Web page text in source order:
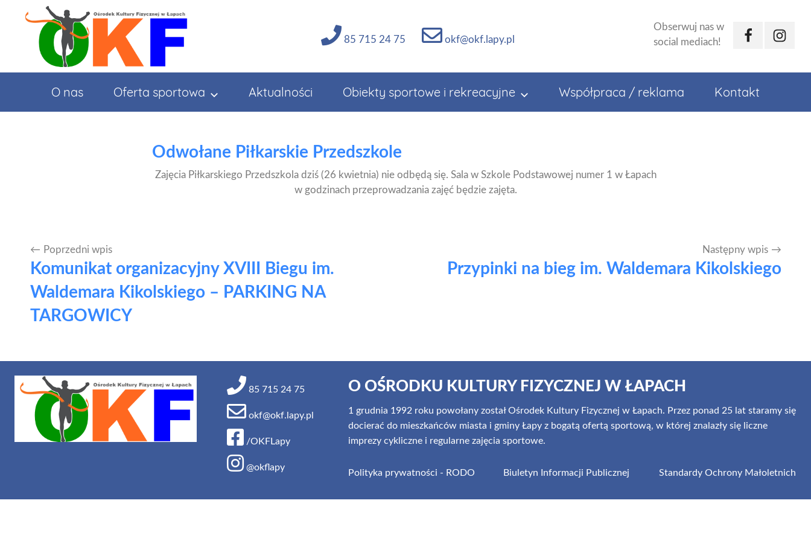
85 715 24 75 okf@okf.lapy.pl
Obserwuj nas w
social mediach!
Facebook
O nas Oferta sportowa Aktualności Obiekty sportowe i rekreacyjne Współpraca / reklama Kontakt
Odwołane Piłkarskie Przedszkole
Zajęcia Piłkarskiego Przedszkola dziś (26 kwietnia) nie odbędą się. Sala w Szkole Podstawowej numer 1 w Łapach
w godzinach przeprowadzania zajęć będzie zajęta.
Nawigacja
wpisu
Poprzedni wpis
Komunikat organizacyjny XVIII Biegu im.
Waldemara Kikolskiego – PARKING NA
TARGOWICY
Następny wpis
Przypinki na bieg im. Waldemara Kikolskiego
85 715 24 75
okf@okf.lapy.pl
/OKFLapy
@okflapy
O OŚRODKU KULTURY FIZYCZNEJ W ŁAPACH
1 grudnia 1992 roku powołany został Ośrodek Kultury Fizycznej w Łapach. Przez ponad 25 lat staramy się
docierać do mieszkańców miasta i gminy Łapy z bogatą ofertą sportową, w której znalazły się liczne
imprezy cykliczne i regularne zajęcia sportowe.
Polityka prywatności - RODO Biuletyn Informacji Publicznej Standardy Ochrony Małoletnich